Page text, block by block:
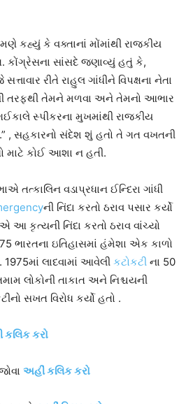
કહ્યું કે વક્તાનાં મોંમાંથી રાજકીય
કોંગ્રેસના સાંસદે જણાવ્યું હતું કે,
રીતે રાહુલ ગાંધીને વિપક્ષના નેતા
તરફથી તેમને મળવા અને તેમનો આભાર
સ્પીકરના મુખમાંથી રાજકીય
, સહકારનો સંદેશ શું હતો તે ગત વખતની
માટે કોઈ આશા ન હતી.
તત્કાલિન વડાપ્રધાન ઈન્દિરા ગાંધી
ની નિંદા કરતો ઠરાવ પસાર કર્યો
આ કૃત્યની નિંદા કરતો ઠરાવ વાંચ્યો
ભારતના ઇતિહાસમાં હંમેશા એક કાળો
લાદવામાં આવેલી કટોકટી ના 50
લોકોની તાકાત અને નિશ્ચયની
સખત વિરોધ કર્યો હતો .
કરો
અહીં કલિક કરો